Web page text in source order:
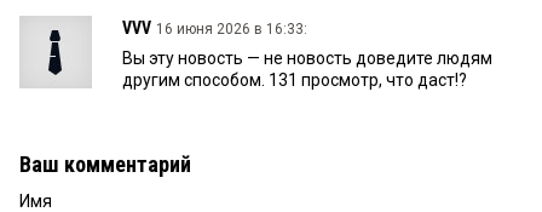
VVV 16 июня 2026 в 16:33:
Вы эту новость — не новость доведите людям
другим способом. 131 просмотр, что даст!?
Ваш комментарий
Имя